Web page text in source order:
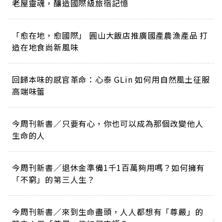
老屋靈魂，釀造國際級旅宿記憶
「愈在地，愈國際」 圓山大飯店推廣國產農漁產品 打
造在地食尚新風味
回歸本味的感官革命：心泰 GLin 如何用自然風土征服
高端味蕾
今周刊新書／只要有心，你也可以成為那個改變他人
生命的人
今周刊新書／退休金準備1千1百萬夠用嗎？如何擁有
「不窮」的第三人生？
今周刊新書／來到生命盡頭，人人都想有「尊嚴」的